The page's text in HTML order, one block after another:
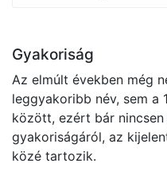
Gyakoriság
Az elmúlt években még
leggyakoribb név, sem a
között, ezért bár
gyakoriságáról, az
közé tartozik.